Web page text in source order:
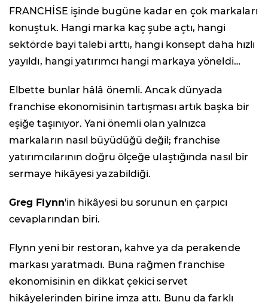
FRANCHİSE işinde bugüne kadar en çok markaları
konuştuk. Hangi marka kaç şube açtı, hangi
sektörde bayi talebi arttı, hangi konsept daha hızlı
yayıldı, hangi yatırımcı hangi markaya yöneldi…
Elbette bunlar hâlâ önemli. Ancak dünyada
franchise ekonomisinin tartışması artık başka bir
eşiğe taşınıyor. Yani önemli olan yalnızca
markaların nasıl büyüdüğü değil; franchise
yatırımcılarının doğru ölçeğe ulaştığında nasıl bir
sermaye hikâyesi yazabildiği.
Greg Flynn'in hikâyesi bu sorunun en çarpıcı
cevaplarından biri.
Flynn yeni bir restoran, kahve ya da perakende
markası yaratmadı. Buna rağmen franchise
ekonomisinin en dikkat çekici servet
hikâyelerinden birine imza attı. Bunu da farklı